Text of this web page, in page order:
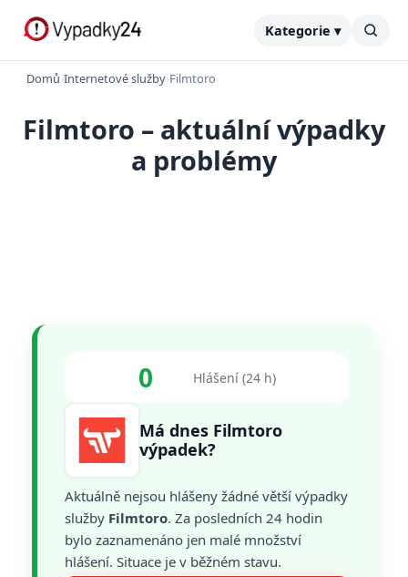
Kategorie ▾
Domů›Internetové služby›Filmtoro
Filmtoro – aktuální výpadky
a problémy
0 Hlášení (24 h)
Má dnes Filmtoro
výpadek?
Aktuálně nejsou hlášeny žádné větší výpadky
služby Filmtoro. Za posledních 24 hodin
bylo zaznamenáno jen malé množství
hlášení. Situace je v běžném stavu.